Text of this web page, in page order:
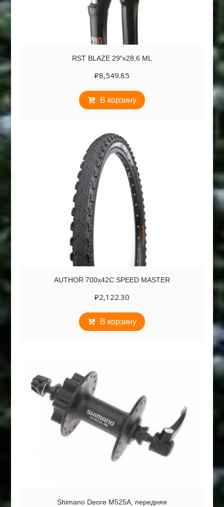
RST BLAZE 29″х28,6 ML
₽8,549.85
В корзину
AUTHOR 700х42C SPEED MASTER
₽2,122.30
В корзину
Shimano Deore M525A, передняя